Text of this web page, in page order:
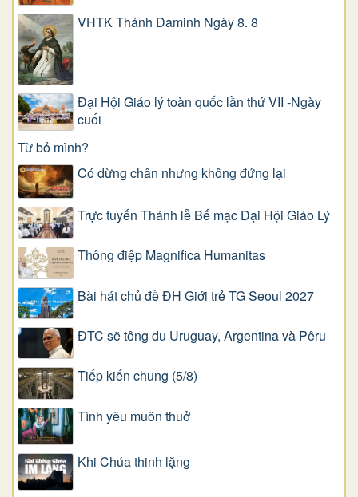
VHTK Thánh Đaminh Ngày 8. 8
Đại Hội Giáo lý toàn quốc lần thứ VII -Ngày
cuối
Từ bỏ mình?
Có dừng chân nhưng không đứng lại
Trực tuyến Thánh lễ Bế mạc Đại Hội Giáo Lý
Thông điệp Magnifica Humanitas
Bài hát chủ đề ĐH Giới trẻ TG Seoul 2027
ĐTC sẽ tông du Uruguay, Argentina và Pêru
Tiếp kiến chung (5/8)
Tình yêu muôn thuở
Khi Chúa thinh lặng